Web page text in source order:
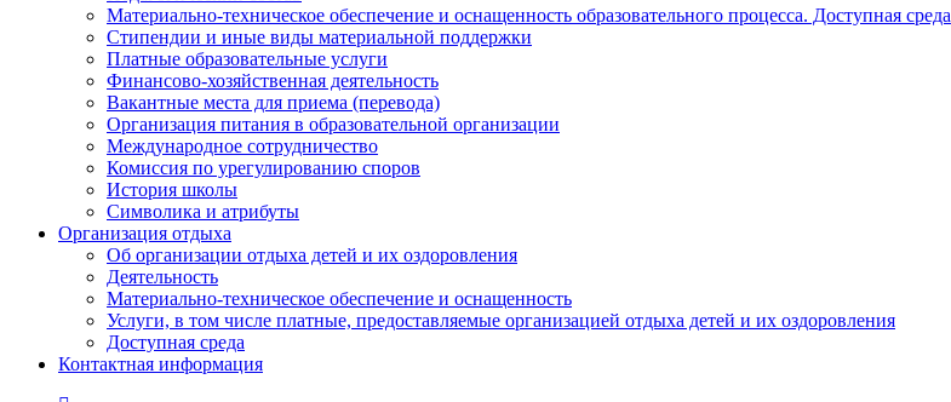
Материально-техническое обеспечение и оснащенность образовательного процесса. Доступная среда
Стипендии и иные виды материальной поддержки
Платные образовательные услуги
Финансово-хозяйственная деятельность
Вакантные места для приема (перевода)
Организация питания в образовательной организации
Международное сотрудничество
Комиссия по урегулированию споров
История школы
Символика и атрибуты
Организация отдыха
Об организации отдыха детей и их оздоровления
Деятельность
Материально-техническое обеспечение и оснащенность
Услуги, в том числе платные, предоставляемые организацией отдыха детей и их оздоровления
Доступная среда
Контактная информация